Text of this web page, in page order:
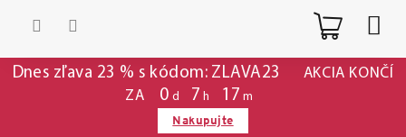
Dnes zľava 23 % s kódom: ZLAVA23
AKCIA KONČÍ
ZA
0 d 7 h 17 m
Nakupujte